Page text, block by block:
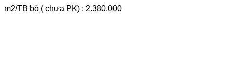
m2/TB bộ ( chưa PK) : 2.380.000